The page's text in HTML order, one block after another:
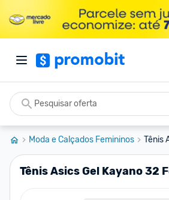
Moda e Calçados Femininos Tênis
Tênis Asics Gel Kayano 32